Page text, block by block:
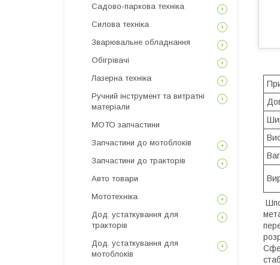
Садово-паркова техніка
Силова техніка
Зварювальне обладнання
Обігрівачі
Лазерна техніка
Ручний інструмент та витратні
матеріали
МОТО запчастини
Запчастини до мотоблоків
Запчастини до тракторів
Авто товари
Мототехніка
Дод. устаткування для
тракторів
Дод. устаткування для
мотоблоків